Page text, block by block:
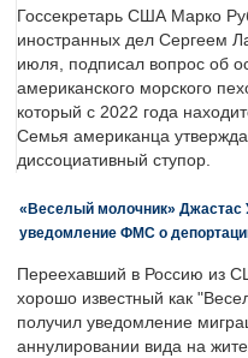
Госсекретарь США Марко
иностранных дел Сергеем
июля, подписал вопрос об
американского морского
который с 2022 года
Семья американца
диссоциативный ступор.
«Веселый молочник» Джастас
уведомление ФМС о
Переехавший в Россию из
хорошо известный как
получил уведомление
аннулировании вида на